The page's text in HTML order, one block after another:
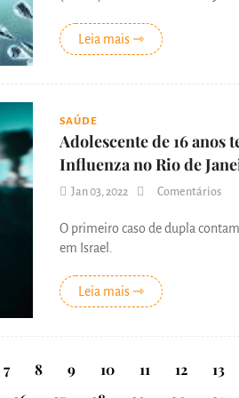
Leia mais ⇾
SAÚDE
Adolescente de 16 anos
Influenza no Rio de
Jan 03, 2022 Comentários
O primeiro caso de dupla
em Israel.
Leia mais ⇾
7 8 9 10 11 12 13